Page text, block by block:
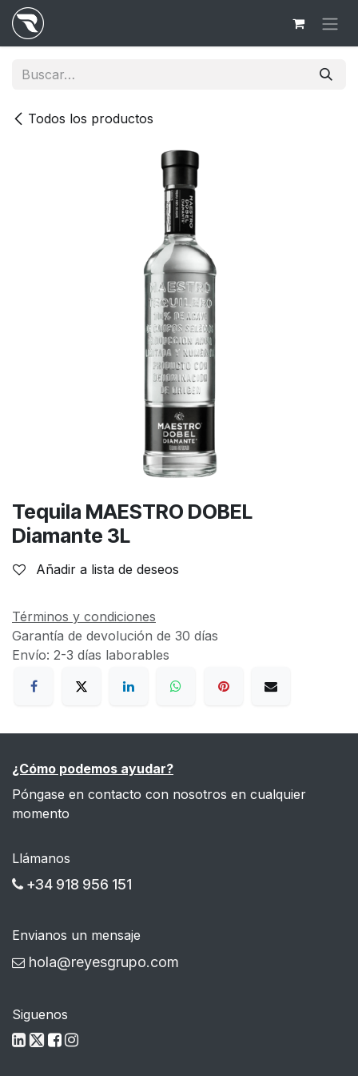
Ir al contenido
Todos los productos
Tequila MAESTRO DOBEL
Diamante 3L
Añadir a lista de deseos
Términos y condiciones
Garantía de devolución de 30 días
Envío: 2-3 días laborables
¿Cómo podemos ayudar?
Póngase en contacto con nosotros en cualquier
momento
Llámanos
+34 918 956 151
Envianos un mensaje
hola@reyesgrupo.com
Siguenos